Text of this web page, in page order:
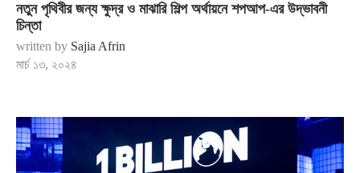
নতুন পৃথিবীর জন্য ক্ষুদ্র ও মাঝারি শিল্প অর্থায়নে শপআপ-এর উদ্ভাবনী
চিন্তা
written by Sajia Afrin
মার্চ ১৩, ২০২৪